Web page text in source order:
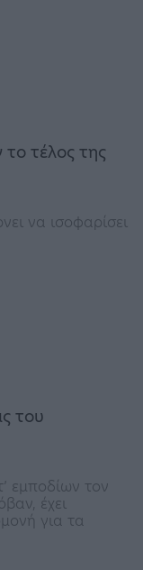
τέλος της
να ισοφαρίσει
του
εμποδίων τον
έχει
για τα